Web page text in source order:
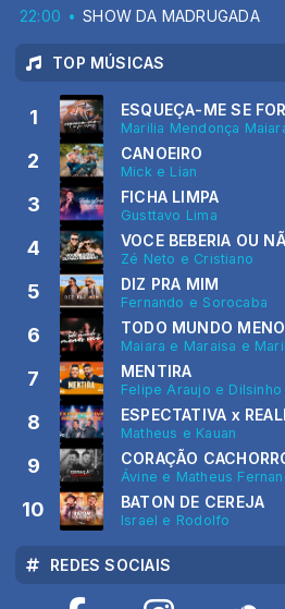
22:00
SHOW DA MADRUGADA
TOP MÚSICAS
1 ESQUEÇA-ME SE
Marilia Mendonça
2 CANOEIRO
Mick e Lian
3 FICHA LIMPA
Gusttavo Lima
4 VOCE BEBERIA OU
Zé Neto e Cristiano
5 DIZ PRA MIM
Fernando e Sorocaba
6 TODO MUNDO
Maiara e Maraisa e
7 MENTIRA
Felipe Araujo e Dilsinho
8 ESPECTATIVA x
Matheus e Kauan
9 CORAÇÃO
Ávine e Matheus
10 BATON DE CEREJA
Israel e Rodolfo
REDES SOCIAIS